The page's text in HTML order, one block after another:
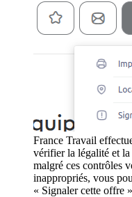
France Travail
vérifier la légalité et
malgré ces contrôles
inappropriés, vous
« Signaler cette offre